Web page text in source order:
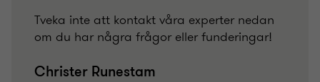
Tveka inte att kontakt våra experter nedan
om du har några frågor eller funderingar!
Christer Runestam